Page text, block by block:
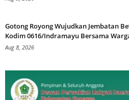
Gotong Royong Wujudkan Jembatan
Kodim 0616/Indramayu Bersama
Aug 8, 2026